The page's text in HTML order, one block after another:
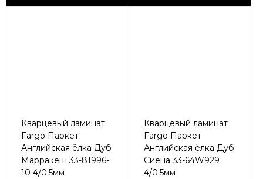
Кварцевый ламинат
Fargo Паркет
Английская ёлка Дуб
Марракеш 33-81996-
10 4/0.5мм
Кварцевый ламинат
Fargo Паркет
Английская ёлка Дуб
Сиена 33-64W929
4/0.5мм